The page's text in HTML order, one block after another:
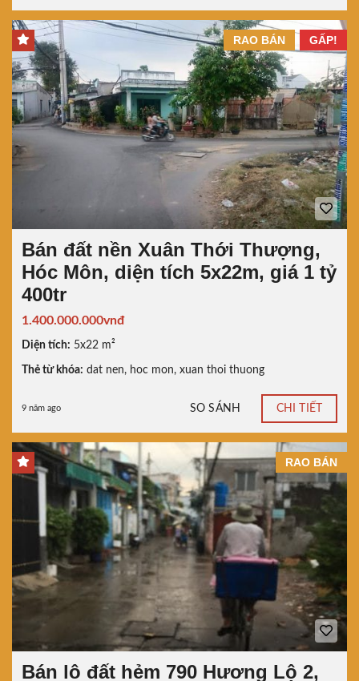
GẤP!
RAO BÁN
Bán đất nền Xuân Thới Thượng,
Hóc Môn, diện tích 5x22m, giá 1 tỷ
400tr
1.400.000.000vnđ
Diện tích: 5x22 m²
Thẻ từ khóa: dat nen, hoc mon, xuan thoi thuong
9 năm ago SO SÁNH CHI TIẾT
RAO BÁN
Bán lô đất hẻm 790 Hương Lộ 2,